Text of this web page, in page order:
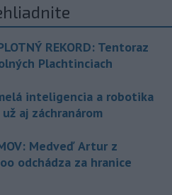
REKORD: Tentoraz
Plachtinciach
inteligencia a robotika
aj záchranárom
Medveď Artur z
odchádza za hranice